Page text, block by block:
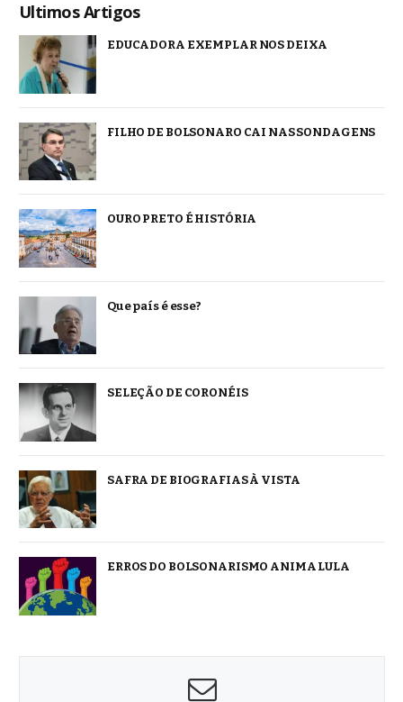
Ultimos Artigos
EDUCADORA EXEMPLAR NOS DEIXA
FILHO DE BOLSONARO CAI NAS SONDAGENS
OURO PRETO É HISTÓRIA
Que país é esse?
SELEÇÃO DE CORONÉIS
SAFRA DE BIOGRAFIAS À VISTA
ERROS DO BOLSONARISMO ANIMA LULA